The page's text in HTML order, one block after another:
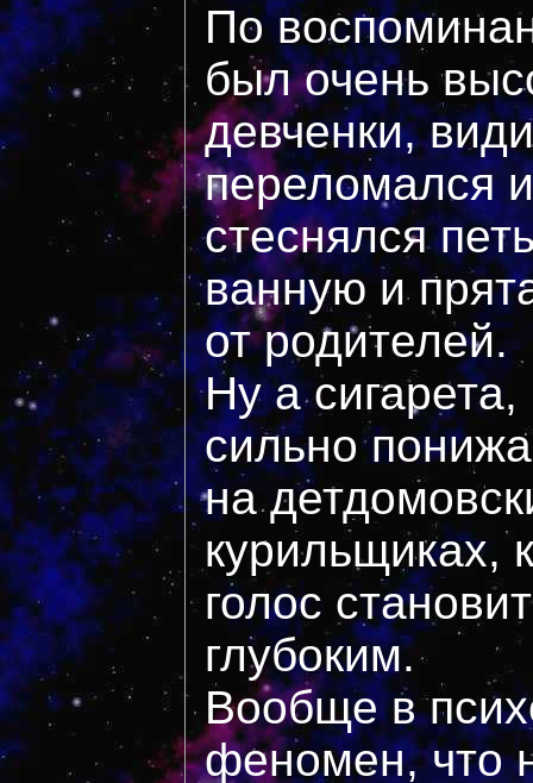
По
был очень
девченки,
переломался
стеснялся
ванную и
от родителей.
Ну а сигарета,
сильно
на
курильщиках,
голос
глубоким.
Вообще в
феномен, что